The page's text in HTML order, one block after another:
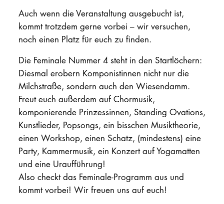
Auch wenn die Veranstaltung ausgebucht ist,
kommt trotzdem gerne vorbei – wir versuchen,
noch einen Platz für euch zu finden.
Die Feminale Nummer 4 steht in den Startlöchern:
Diesmal erobern Komponistinnen nicht nur die
Milchstraße, sondern auch den Wiesendamm.
Freut euch außerdem auf Chormusik,
komponierende Prinzessinnen, Standing Ovations,
Kunstlieder, Popsongs, ein bisschen Musiktheorie,
einen Workshop, einen Schatz, (mindestens) eine
Party, Kammermusik, ein Konzert auf Yogamatten
und eine Uraufführung!
Also checkt das Feminale-Programm aus und
kommt vorbei! Wir freuen uns auf euch!